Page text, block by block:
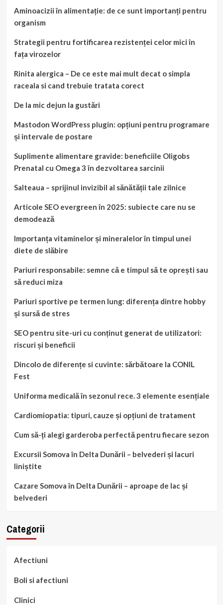
Aminoacizii în alimentație: de ce sunt importanți pentru
organism
Strategii pentru fortificarea rezistenței celor mici în
fața virozelor
Rinita alergica – De ce este mai mult decat o simpla
raceala si cand trebuie tratata corect
De la mic dejun la gustări
Mastodon WordPress plugin: opțiuni pentru programare
și intervale de postare
Suplimente alimentare gravide: beneficiile Oligobs
Prenatal cu Omega 3 în dezvoltarea sarcinii
Salteaua – sprijinul invizibil al sănătății tale zilnice
Articole SEO evergreen în 2025: subiecte care nu se
demodează
Importanța vitaminelor și mineralelor în timpul unei
diete de slăbire
Pariuri responsabile: semne că e timpul să te oprești sau
să reduci miza
Pariuri sportive pe termen lung: diferența dintre hobby
și sursă de stres
SEO pentru site-uri cu conținut generat de utilizatori:
riscuri și beneficii
Dincolo de diferențe si cuvinte: sărbătoare la CONIL
Fest
Uniforma medicală în sezonul rece. 3 elemente esențiale
Cardiomiopatia: tipuri, cauze și opțiuni de tratament
Cum să-ți alegi garderoba perfectă pentru fiecare sezon
Excursii Somova în Delta Dunării – belvederi și lacuri
liniștite
Cazare Somova în Delta Dunării – aproape de lac și
belvederi
Categorii
Afectiuni
Boli si afectiuni
Clinici